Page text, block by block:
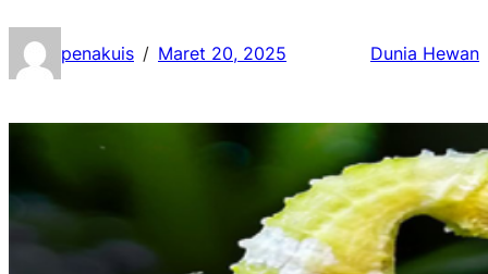
penakuis / Maret 20, 2025 Dunia Hewan